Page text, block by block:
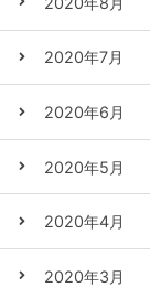
2020年7月
2020年6月
2020年5月
2020年4月
2020年3月